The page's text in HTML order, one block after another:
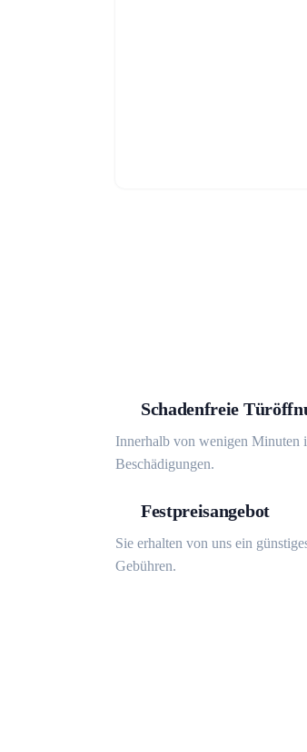
Schadenfreie
Innerhalb von wenigen Minuten
Beschädigungen.
Festpreisangebot
Sie erhalten von uns ein
Gebühren.